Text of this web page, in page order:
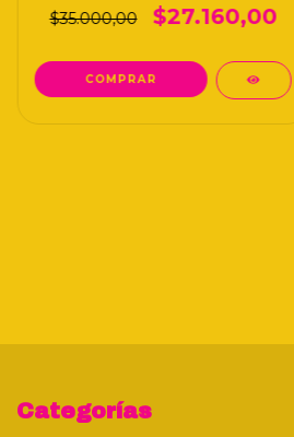
$35.000,00
$27.160,00
Categorías